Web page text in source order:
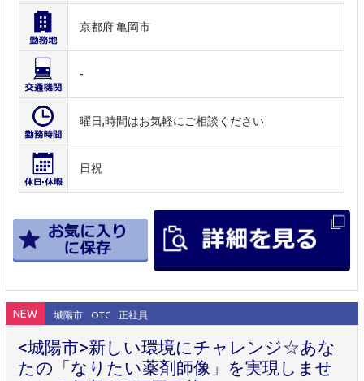
京都府 亀岡市
-
曜日,時間はお気軽にご相談ください
日祝
NEW 城陽市 OTC 正社員
<城陽市>新しい環境にチャレンジ☆あな
たの「なりたい薬剤師像」を実現しませ